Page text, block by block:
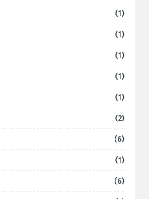
(1)
(1)
(1)
(1)
(1)
(2)
(6)
(1)
(6)